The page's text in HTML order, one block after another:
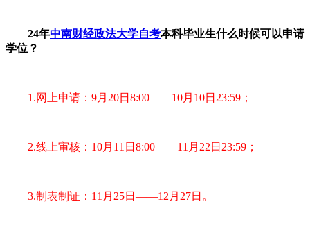
24年中南财经政法大学自考本科毕业生什么时候可以申请
学位？
1.网上申请：9月20日8:00——10月10日23:59；
2.线上审核：10月11日8:00——11月22日23:59；
3.制表制证：11月25日——12月27日。